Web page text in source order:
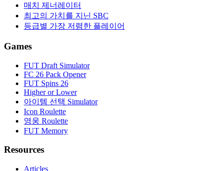
매치 제너레이터
최고의 가치를 지닌 SBC
등급별 가장 저렴한 플레이어
Games
FUT Draft Simulator
FC 26 Pack Opener
FUT Spins 26
Higher or Lower
아이템 선택 Simulator
Icon Roulette
영웅 Roulette
FUT Memory
Resources
Articles